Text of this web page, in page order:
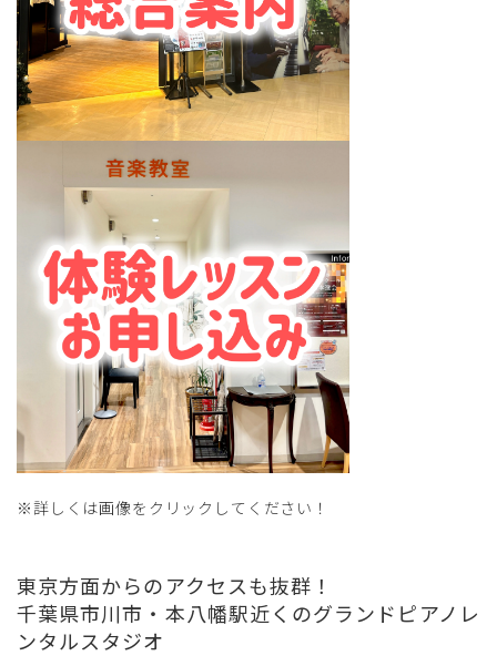
※詳しくは画像をクリックしてください！
東京方面からのアクセスも抜群！
千葉県市川市・本八幡駅近くのグランドピアノレ
ンタルスタジオ